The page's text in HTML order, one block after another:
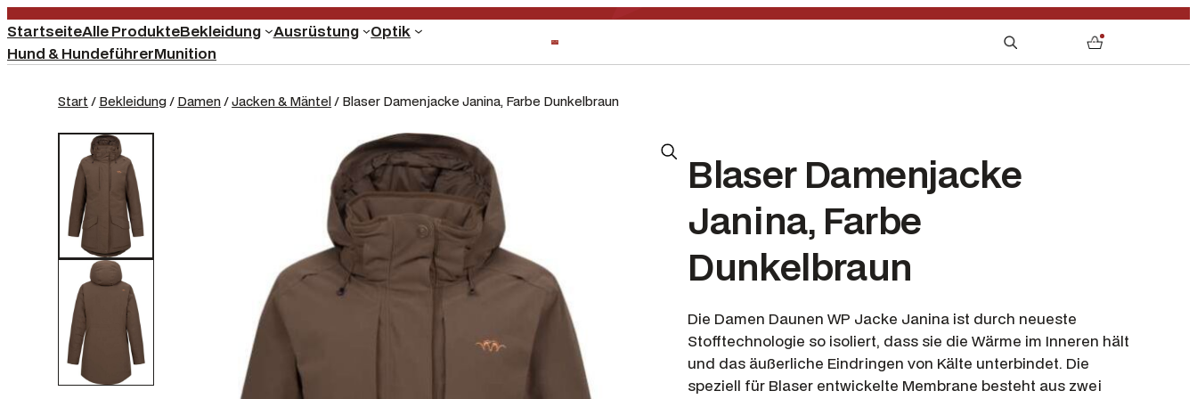
StartseiteAlle ProdukteBekleidung Ausrüstung
Optik
Hund & HundeführerMunition
e
0
Start / Bekleidung/ Damen/Jacken & Mäntel/ Blaser Damenjacke Janina, Farbe Dunkelbraun
Blaser Damenjacke
Janina, Farbe
Dunkelbraun
Die Damen Daunen WP Jacke Janina ist durch neueste
Stofftechnologie so isoliert, dass sie die Wärme im Inneren hält
und das äußerliche Eindringen von Kälte unterbindet. Die
speziell für Blaser entwickelte Membrane besteht aus zwei